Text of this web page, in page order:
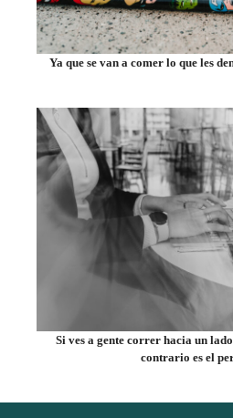
Ya que se van a comer lo que les
Si ves a gente correr hacia un
contrario es el